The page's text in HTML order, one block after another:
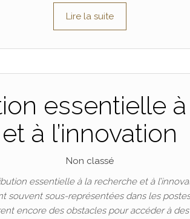
Lire la suite
essentielle
et à l’innovation
Non classé
essentielle à la recherche et à
souvent sous-représentées dans les
encore des obstacles pour accéder à